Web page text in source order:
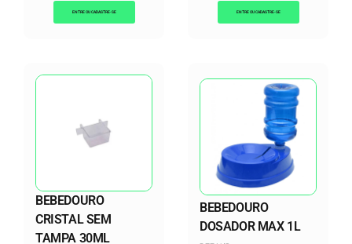
ENTRE OU CADASTRE-SE ENTRE OU CADASTRE-SE
BEBEDOURO
CRISTAL SEM
TAMPA 30ML
BEBEDOURO
DOSADOR MAX 1L